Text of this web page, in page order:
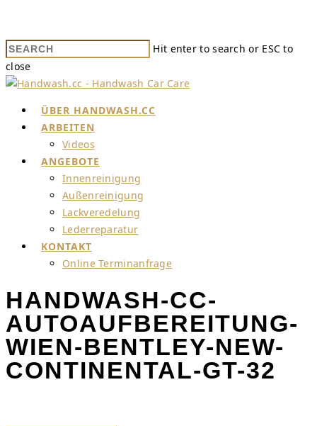
Hit enter to search or ESC to
close
ÜBER HANDWASH.CC
ARBEITEN
Videos
ANGEBOTE
Innenreinigung
Außenreinigung
Lackveredelung
Lederreparatur
KONTAKT
Online Terminanfrage
HANDWASH-CC-
AUTOAUFBEREITUNG-
WIEN-BENTLEY-NEW-
CONTINENTAL-GT-32